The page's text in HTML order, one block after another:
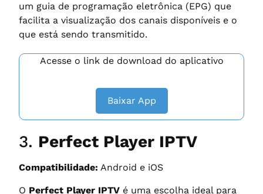
um guia de programação eletrônica (EPG) que
facilita a visualização dos canais disponíveis e o
que está sendo transmitido.
Acesse o link de download do aplicativo
Baixar App
3. Perfect Player IPTV
Compatibilidade: Android e iOS
O Perfect Player IPTV é uma escolha ideal para